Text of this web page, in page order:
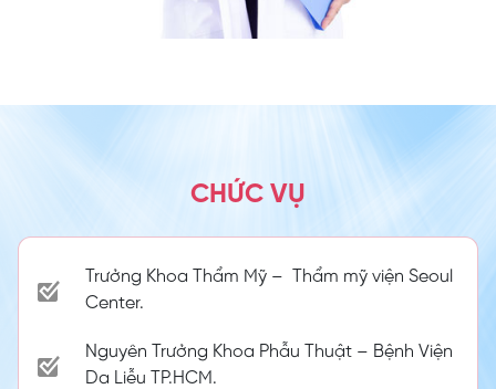
công hơn 15.000 ca phẫu thuật, góp phần tạo nên sắc
vóc hoàn hảo cho hàng nghìn phụ nữ Việt.
CHỨC VỤ
Trưởng Khoa Thẩm Mỹ – Thẩm mỹ viện Seoul
Center.
Nguyên Trưởng Khoa Phẫu Thuật – Bệnh Viện
Da Liễu TP.HCM.